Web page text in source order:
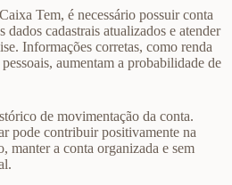
Tem, é necessário possuir conta
cadastrais atualizados e atender
Informações corretas, como renda
aumentam a probabilidade de
de movimentação da conta.
pode contribuir positivamente na
manter a conta organizada e sem